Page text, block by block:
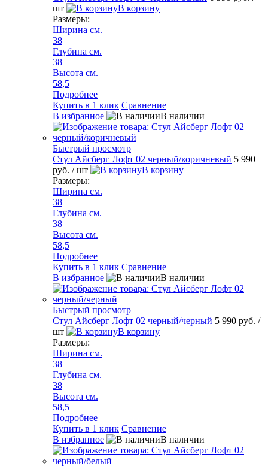
шт
В корзину
Размеры:
Ширина см.
38
Глубина см.
38
Высота см.
58,5
Подробнее
Купить в 1 клик Сравнение
В избранное
В наличии
Быстрый просмотр
Стул Айсберг Лофт 02 черный/коричневый 5 990
руб. / шт
В корзину
Размеры:
Ширина см.
38
Глубина см.
38
Высота см.
58,5
Подробнее
Купить в 1 клик Сравнение
В избранное
В наличии
Быстрый просмотр
Стул Айсберг Лофт 02 черный/черный 5 990 руб. /
шт
В корзину
Размеры:
Ширина см.
38
Глубина см.
38
Высота см.
58,5
Подробнее
Купить в 1 клик Сравнение
В избранное
В наличии